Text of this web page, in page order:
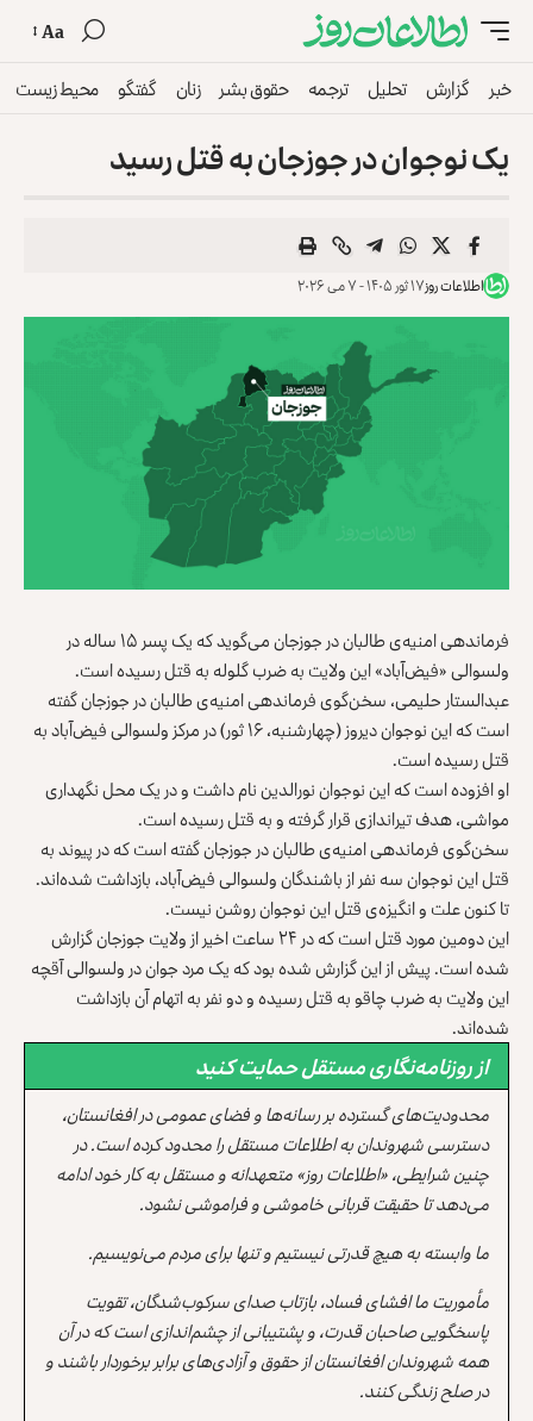
Aa
خبر گزارش تحلیل ترجمه حقوق بشر زنان گفتگو محیط زیست
یک نوجوان در جوزجان به قتل رسید
اطلاعات روز۱۷ ثور ۱۴۰۵ - ۷ می ۲۰۲۶
فرماندهی امنیه‌ی طالبان در جوزجان می‌گوید که یک پسر ۱۵ ساله در
ولسوالی «فیض‌آباد» این ولایت به ضرب گلوله به قتل رسیده است.
عبدالستار حلیمی، سخن‌گوی فرماندهی امنیه‌ی طالبان در جوزجان گفته
است که این نوجوان دیروز (چهارشنبه، ۱۶ ثور) در مرکز ولسوالی فیض‌آباد به
قتل رسیده است.
او افزوده است که این نوجوان نورالدین نام داشت و در یک محل نگهداری
مواشی، هدف تیراندازی قرار گرفته و به قتل رسیده است.
سخن‌گوی فرماندهی امنیه‌ی طالبان در جوزجان گفته است که در پیوند به
قتل این نوجوان سه نفر از باشندگان ولسوالی فیض‌آباد، بازداشت شده‌اند.
تا کنون علت و انگیزه‌ی قتل این نوجوان روشن نیست.
این دومین مورد قتل است که در ۲۴ ساعت اخیر از ولایت جوزجان گزارش
شده است. پیش از این گزارش شده بود که یک مرد جوان در ولسوالی آقچه
این ولایت به ضرب چاقو به قتل رسیده و دو نفر به اتهام آن بازداشت
شده‌اند.
از روزنامه‌نگاری مستقل حمایت کنید
محدودیت‌های گسترده بر رسانه‌ها و فضای عمومی در افغانستان،
دسترسی شهروندان به اطلاعات مستقل را محدود کرده است. در
چنین شرایطی، «اطلاعات روز» متعهدانه و مستقل به کار خود ادامه
می‌دهد تا حقیقت قربانی خاموشی و فراموشی نشود.
ما وابسته به هیچ قدرتی نیستیم و تنها برای مردم می‌نویسیم.
مأموریت ما افشای فساد، بازتاب صدای سرکوب‌شدگان، تقویت
پاسخگویی صاحبان قدرت، و پشتیبانی از چشم‌اندازی است که در آن
همه شهروندان افغانستان از حقوق و آزادی‌های برابر برخوردار باشند و
در صلح زندگی کنند.